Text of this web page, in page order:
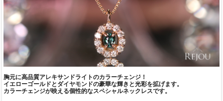
胸元に高品質アレキサンドライトのカラーチェンジ！
イエローゴールドとダイヤモンドの豪華な輝きと光彩を拡げます。
カラーチェンジが映える個性的なスペシャルネックレスです。